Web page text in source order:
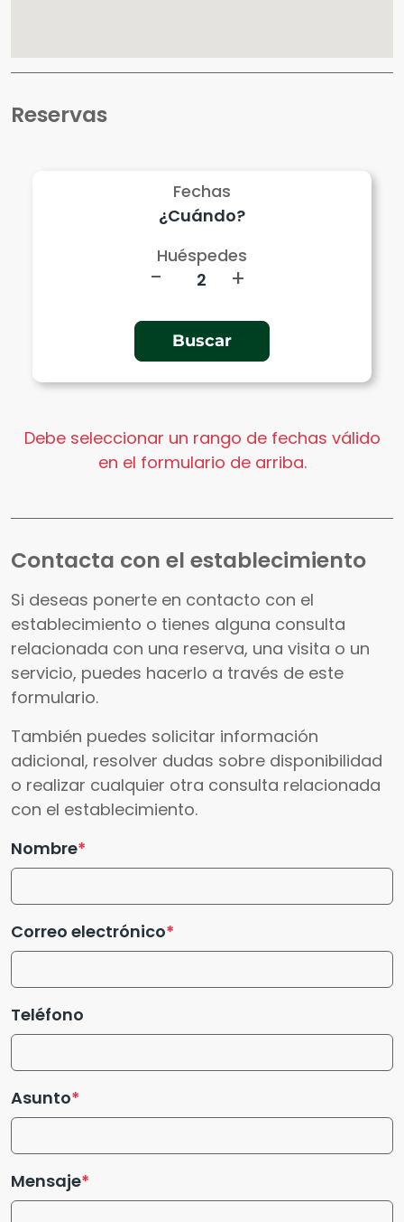
Reservas
Fechas
Huéspedes
- +
Debe seleccionar un rango de fechas válido
en el formulario de arriba.
Contacta con el establecimiento
Si deseas ponerte en contacto con el
establecimiento o tienes alguna consulta
relacionada con una reserva, una visita o un
servicio, puedes hacerlo a través de este
formulario.
También puedes solicitar información
adicional, resolver dudas sobre disponibilidad
o realizar cualquier otra consulta relacionada
con el establecimiento.
Nombre
Correo electrónico
Teléfono
Asunto
Mensaje